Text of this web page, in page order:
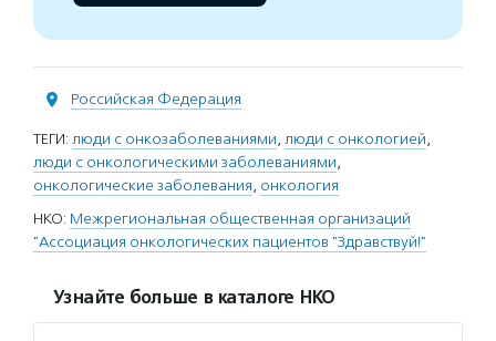
Российская Федерация
ТЕГИ: люди с онкозаболеваниями, люди с онкологией,
люди с онкологическими заболеваниями,
онкологические заболевания, онкология
НКО: Межрегиональная общественная организаций
"Ассоциация онкологических пациентов "Здравствуй!"
Узнайте больше в каталоге НКО